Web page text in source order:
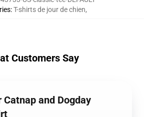
:T-shirts de jour de chien,
Customers Say
and Dogday